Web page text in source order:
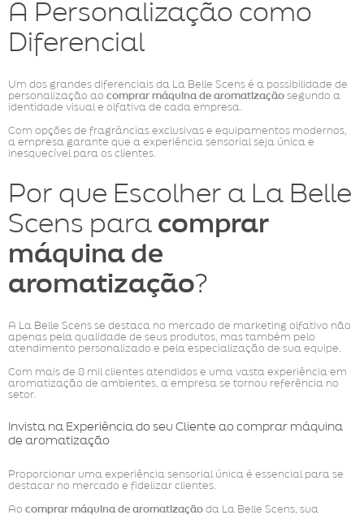
A Personalização como
Diferencial
Um dos grandes diferenciais da La Belle Scens é a possibilidade de
personalização ao comprar máquina de aromatização segundo a
identidade visual e olfativa de cada empresa.
Com opções de fragrâncias exclusivas e equipamentos modernos,
a empresa garante que a experiência sensorial seja única e
inesquecível para os clientes.
Por que Escolher a La Belle
Scens para comprar
máquina de
aromatização?
A La Belle Scens se destaca no mercado de marketing olfativo não
apenas pela qualidade de seus produtos, mas também pelo
atendimento personalizado e pela especialização de sua equipe.
Com mais de 8 mil clientes atendidos e uma vasta experiência em
aromatização de ambientes, a empresa se tornou referência no
setor.
Invista na Experiência do seu Cliente ao comprar máquina
de aromatização
Proporcionar uma experiência sensorial única é essencial para se
destacar no mercado e fidelizar clientes.
Ao comprar máquina de aromatização da La Belle Scens, sua